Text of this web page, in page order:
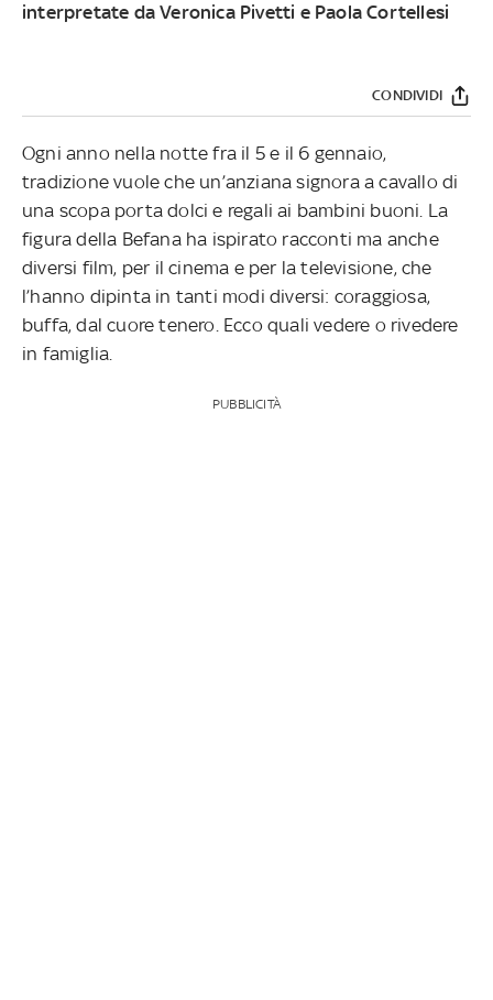
interpretate da Veronica Pivetti e Paola Cortellesi
CONDIVIDI
Ogni anno nella notte fra il 5 e il 6 gennaio,
tradizione vuole che un’anziana signora a cavallo di
una scopa porta dolci e regali ai bambini buoni. La
figura della Befana ha ispirato racconti ma anche
diversi film, per il cinema e per la televisione, che
l’hanno dipinta in tanti modi diversi: coraggiosa,
buffa, dal cuore tenero. Ecco quali vedere o rivedere
in famiglia.
PUBBLICITÀ